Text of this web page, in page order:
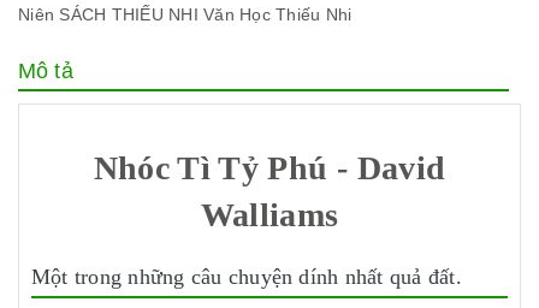
Niên SÁCH THIẾU NHI Văn Học Thiếu Nhi
Mô tả
Nhóc Tì Tỷ Phú - David
Walliams
Một trong những câu chuyện dính nhất quả đất.